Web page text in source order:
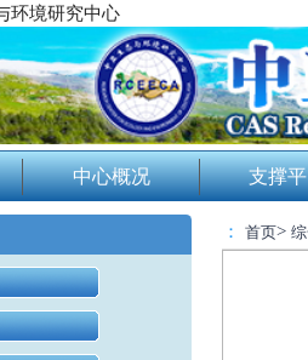
环境研究中心
中心概况 支撑
： 首页>